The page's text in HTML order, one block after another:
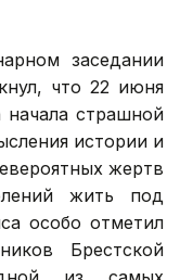
заседании
что 22 июня
страшной
истории и
жертв
жить под
особо отметил
Брестской